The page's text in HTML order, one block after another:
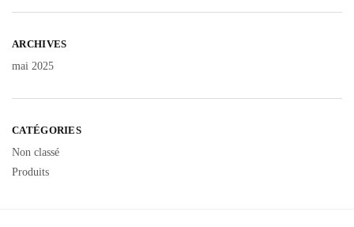
ARCHIVES
mai 2025
CATÉGORIES
Non classé
Produits